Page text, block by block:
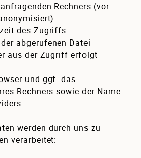
Rechners (vor
des Zugriffs
abgerufenen Datei
aus der Zugriff erfolgt
und ggf. das
Rechners sowie der Name
werden durch uns zu
verarbeitet: